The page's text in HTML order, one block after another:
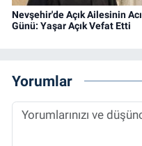
Nevşehir'de Açık Ailesinin Acı
Günü: Yaşar Açık Vefat Etti
Yorumlar